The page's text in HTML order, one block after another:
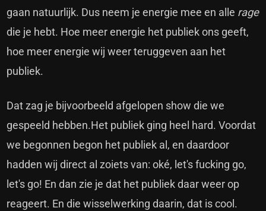
gaan natuurlijk. Dus neem je energie mee en alle rage
die je hebt. Hoe meer energie het publiek ons geeft,
hoe meer energie wij weer teruggeven aan het
publiek.
Dat zag je bijvoorbeeld afgelopen show die we
gespeeld hebben.Het publiek ging heel hard. Voordat
we begonnen begon het publiek al, en daardoor
hadden wij direct al zoiets van: oké, let's fucking go,
let's go! En dan zie je dat het publiek daar weer op
reageert. En die wisselwerking daarin, dat is cool.